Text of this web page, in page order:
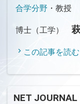
合学分野 ・教授
博士（工学）
この記事を読む
NET JOURNAL